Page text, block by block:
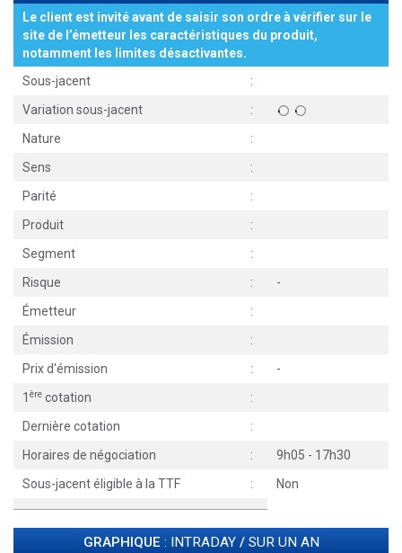
Le client est invité avant de saisir son ordre à vérifier sur le
site de l’émetteur les caractéristiques du produit,
notamment les limites désactivantes.
Sous-jacent
:
Variation sous-jacent
:
Nature
:
Sens
:
Parité
:
Produit
:
Segment
:
Risque
:
-
Émetteur
:
Émission
:
Prix d'émission
:
-
1 ère cotation
:
Dernière cotation
:
Horaires de négociation
:
9h05 - 17h30
Sous-jacent éligible à la TTF
: Non
GRAPHIQUE : INTRADAY/ SUR UN AN